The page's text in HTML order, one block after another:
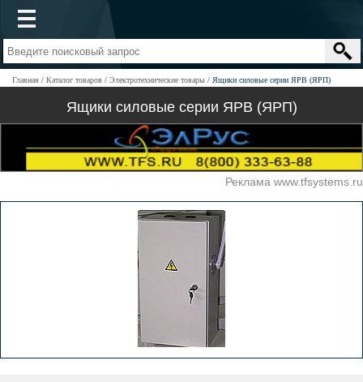
Главная Каталог товаров Электротехнические товары Ящики силовые серии ЯРВ (ЯРП)
Ящики силовые серии ЯРВ (ЯРП)
Реклама www.tfsystems.ru